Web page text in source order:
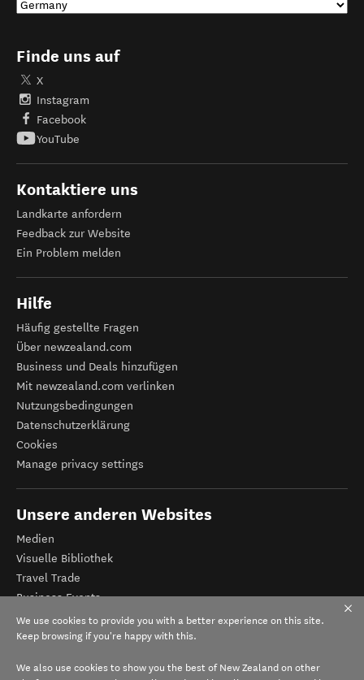
Finde uns auf
X
Instagram
Facebook
YouTube
Kontaktiere uns
Landkarte anfordern
Feedback zur Website
Ein Problem melden
Hilfe
Häufig gestellte Fragen
Über newzealand.com
Business und Deals hinzufügen
Mit newzealand.com verlinken
Nutzungsbedingungen
Datenschutzerklärung
Cookies
Manage privacy settings
Unsere anderen Websites
Medien
Visuelle Bibliothek
Travel Trade
Business Events
Tourismus Neuseeland
Veranstalter-Registrierung
We use cookies to provide you with a better experience on this site.
Keep browsing if you're happy with this.
We also use cookies to show you the best of New Zealand on other